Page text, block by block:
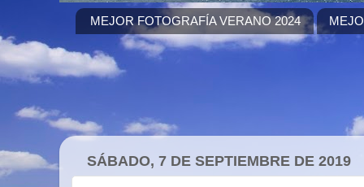
MEJOR FOTOGRAFÍA VERANO 2024
SÁBADO, 7 DE SEPTIEMBRE DE 2019